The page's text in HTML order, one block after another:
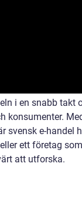
i en snabb takt
konsumenter.
svensk e-handel
ett företag
att utforska.